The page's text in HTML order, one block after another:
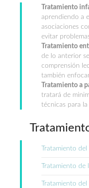
Tratamiento
aprendiendo a
asociaciones
evitar
Tratamiento
de lo anterior
comprensión
también
Tratamiento a
tratará de
técnicas para
Tratamiento
Tratamiento de
Tratamiento